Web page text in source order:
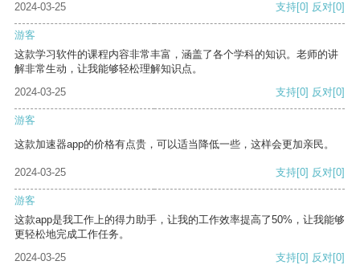
2024-03-25 支持[0] 反对[0]
游客
这款学习软件的课程内容非常丰富，涵盖了各个学科的知识。老师的讲
解非常生动，让我能够轻松理解知识点。
2024-03-25
支持[0] 反对[0]
游客
这款加速器app的价格有点贵，可以适当降低一些，这样会更加亲民。
2024-03-25 支持[0] 反对[0]
游客
这款app是我工作上的得力助手，让我的工作效率提高了50%，让我能够
更轻松地完成工作任务。
2024-03-25
支持[0] 反对[0]